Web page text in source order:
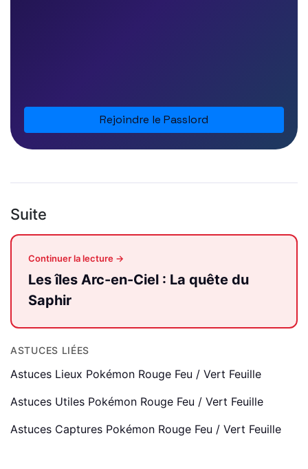
Rejoindre le Passlord
Suite
Continuer la lecture →
Les îles Arc-en-Ciel : La quête du
Saphir
ASTUCES LIÉES
Astuces Lieux Pokémon Rouge Feu / Vert Feuille
Astuces Utiles Pokémon Rouge Feu / Vert Feuille
Astuces Captures Pokémon Rouge Feu / Vert Feuille